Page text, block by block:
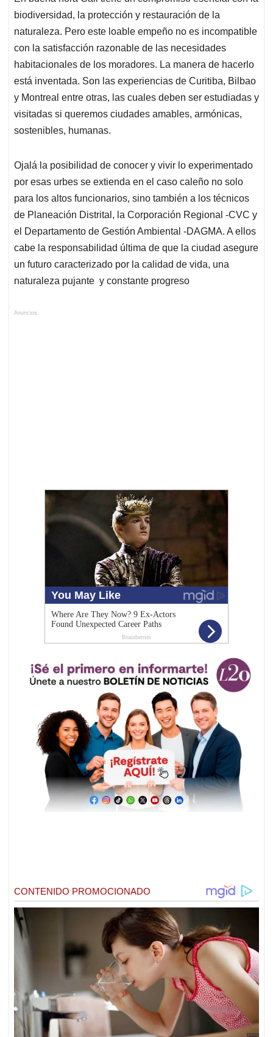
biodiversidad, la protección y restauración de la
naturaleza. Pero este loable empeño no es incompatible
con la satisfacción razonable de las necesidades
habitacionales de los moradores. La manera de hacerlo
está inventada. Son las experiencias de Curitiba, Bilbao
y Montreal entre otras, las cuales deben ser estudiadas y
visitadas si queremos ciudades amables, armónicas,
sostenibles, humanas.
Ojalá la posibilidad de conocer y vivir lo experimentado
por esas urbes se extienda en el caso caleño no solo
para los altos funcionarios, sino también a los técnicos
de Planeación Distrital, la Corporación Regional -CVC y
el Departamento de Gestión Ambiental -DAGMA. A ellos
cabe la responsabilidad última de que la ciudad asegure
un futuro caracterizado por la calidad de vida, una
naturaleza pujante y constante progreso
Anuncios.